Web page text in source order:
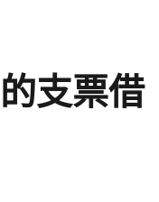
支票借